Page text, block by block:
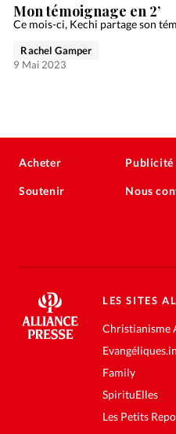
Mon témoignage en 2’
Ce mois-ci, Kechi partage son
Rachel Gamper
9 Mai 2023
Acheter
Soutenir
Publicité
Nous
LES SITES
Christianisme
Family
SpirituElles
Les Petits